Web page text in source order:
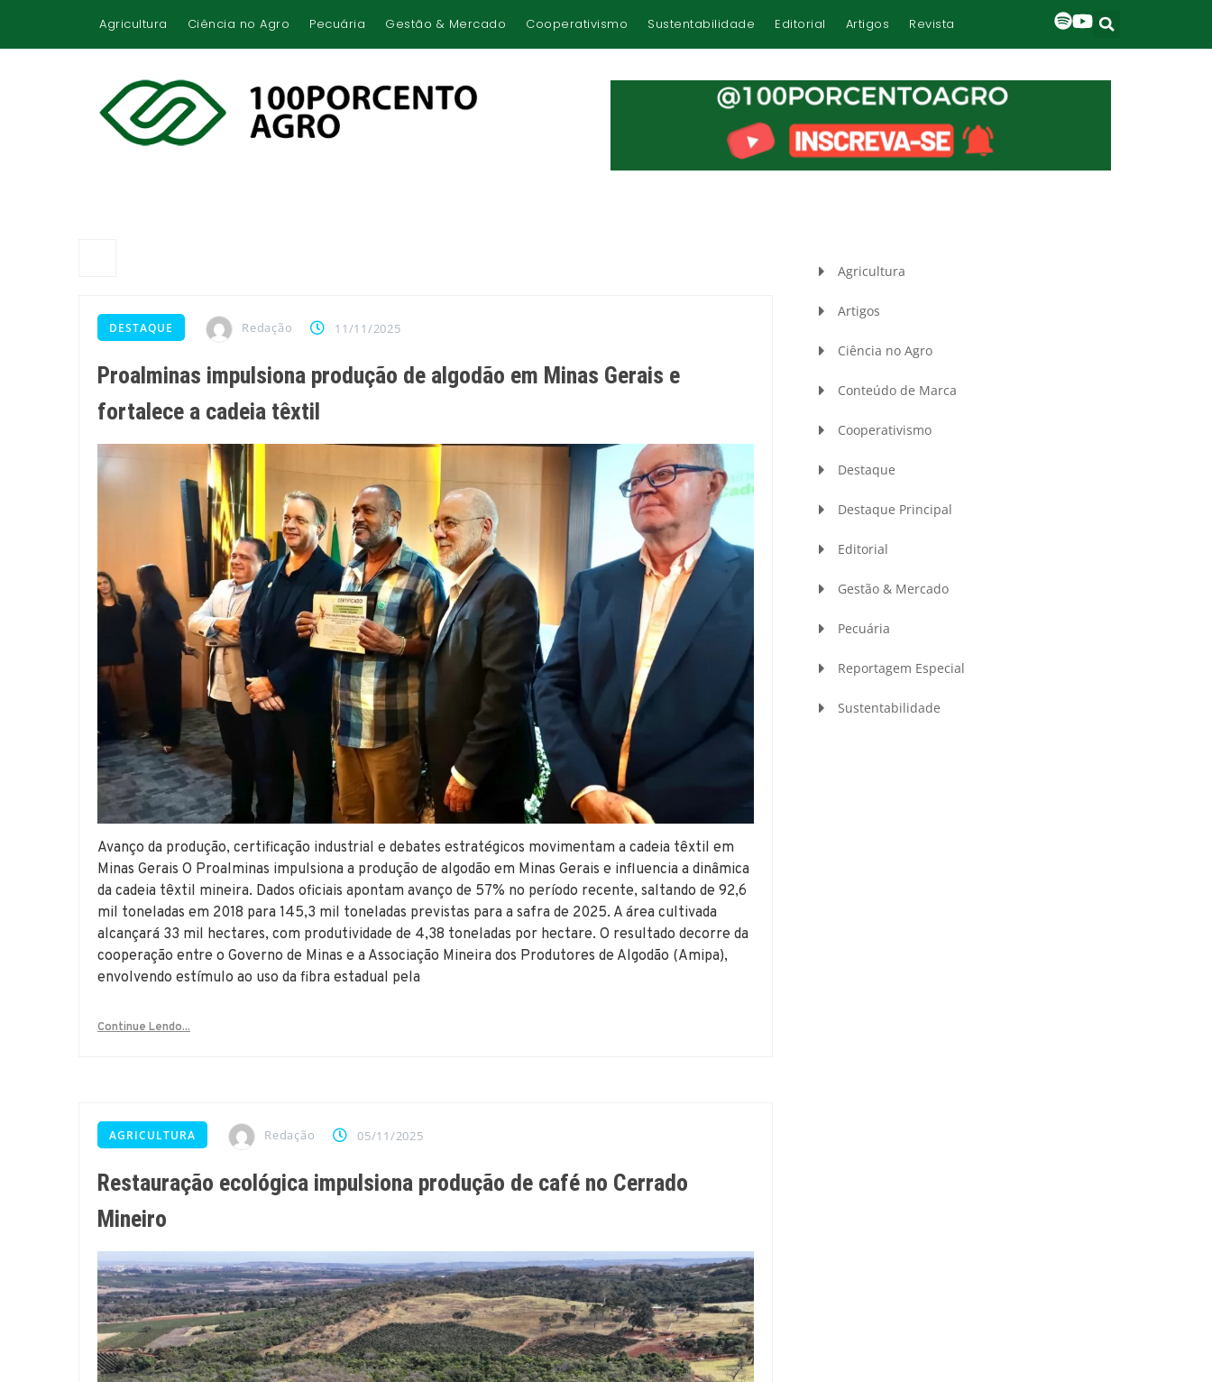
Agricultura Ciência no Agro Pecuária Gestão & Mercado Cooperativismo Sustentabilidade Editorial Artigos Revista
DESTAQUE Redação 11/11/2025
Proalminas impulsiona produção de algodão em Minas Gerais e
fortalece a cadeia têxtil
Avanço da produção, certificação industrial e debates estratégicos movimentam a cadeia têxtil em
Minas Gerais O Proalminas impulsiona a produção de algodão em Minas Gerais e influencia a dinâmica
da cadeia têxtil mineira. Dados oficiais apontam avanço de 57% no período recente, saltando de 92,6
mil toneladas em 2018 para 145,3 mil toneladas previstas para a safra de 2025. A área cultivada
alcançará 33 mil hectares, com produtividade de 4,38 toneladas por hectare. O resultado decorre da
cooperação entre o Governo de Minas e a Associação Mineira dos Produtores de Algodão (Amipa),
envolvendo estímulo ao uso da fibra estadual pela
Continue Lendo...
AGRICULTURA Redação 05/11/2025
Restauração ecológica impulsiona produção de café no Cerrado
Mineiro
Agricultura
Artigos
Ciência no Agro
Conteúdo de Marca
Cooperativismo
Destaque
Destaque Principal
Editorial
Gestão & Mercado
Pecuária
Reportagem Especial
Sustentabilidade